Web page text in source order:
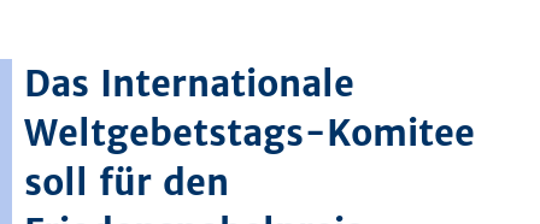
Das Internationale
Weltgebetstags-Komitee
soll für den